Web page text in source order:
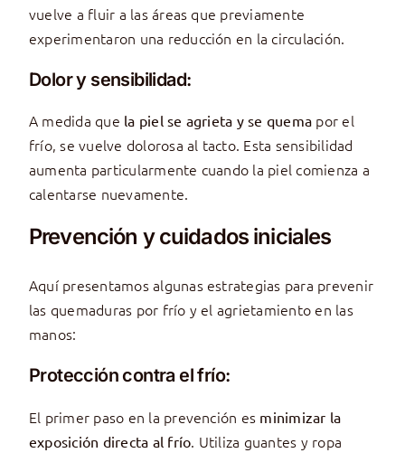
vuelve a fluir a las áreas que previamente
experimentaron una reducción en la circulación.
Dolor y sensibilidad:
A medida que la piel se agrieta y se quema por el
frío, se vuelve dolorosa al tacto. Esta sensibilidad
aumenta particularmente cuando la piel comienza a
calentarse nuevamente.
Prevención y cuidados iniciales
Aquí presentamos algunas estrategias para prevenir
las quemaduras por frío y el agrietamiento en las
manos:
Protección contra el frío:
El primer paso en la prevención es minimizar la
exposición directa al frío. Utiliza guantes y ropa